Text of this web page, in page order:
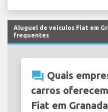
Aluguel de veículos Fiat em
frequentes
question_answer Quais
carros
Fiat em